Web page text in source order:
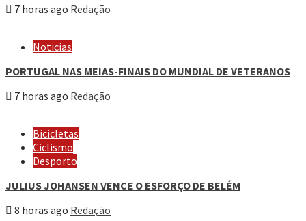
7 horas ago Redação
Noticias
PORTUGAL NAS MEIAS-FINAIS DO MUNDIAL DE VETERANOS
7 horas ago Redação
Bicicletas
Ciclismo
Desporto
JULIUS JOHANSEN VENCE O ESFORÇO DE BELÉM
8 horas ago Redação